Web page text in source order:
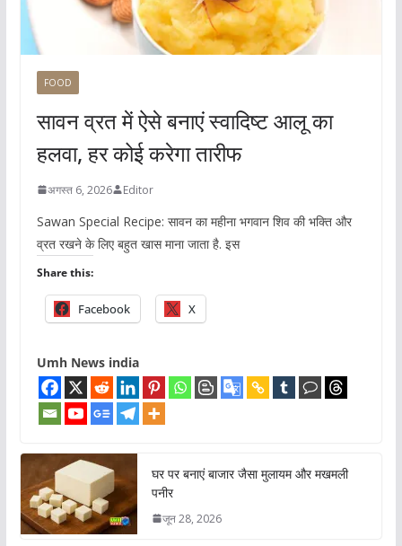
FOOD
सावन व्रत में ऐसे बनाएं स्वादिष्ट आलू का
हलवा, हर कोई करेगा तारीफ
अगस्त 6, 2026 Editor
Sawan Special Recipe: सावन का महीना भगवान शिव की भक्ति और
व्रत रखने के लिए बहुत खास माना जाता है. इस
Share this:
Facebook X
Umh News india
घर पर बनाएं बाजार जैसा मुलायम और मखमली
पनीर
जून 28, 2026